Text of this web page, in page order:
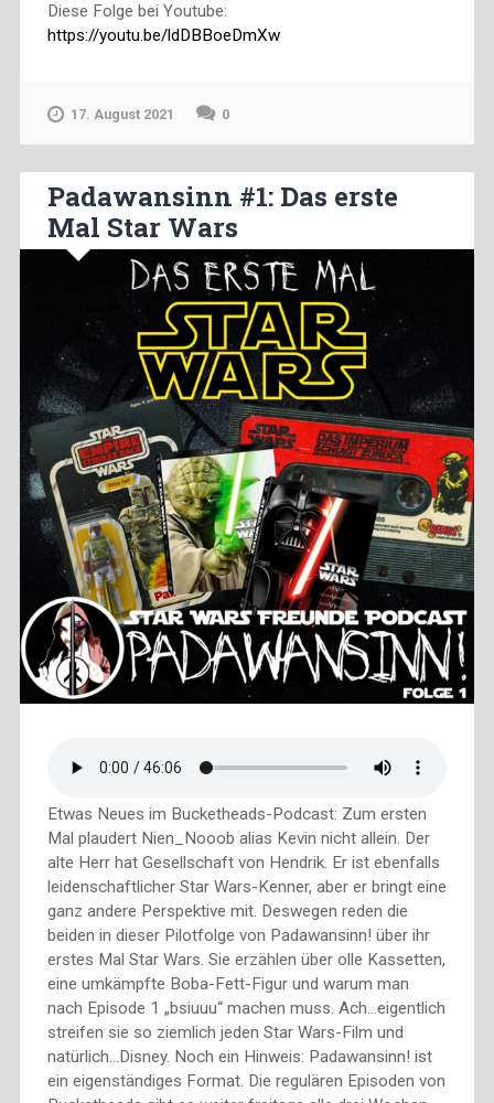
Diese Folge bei Youtube:
https://youtu.be/ldDBBoeDmXw
17. August 2021 0
Padawansinn #1: Das erste
Mal Star Wars
Etwas Neues im Bucketheads-Podcast: Zum ersten
Mal plaudert Nien_Nooob alias Kevin nicht allein. Der
alte Herr hat Gesellschaft von Hendrik. Er ist ebenfalls
leidenschaftlicher Star Wars-Kenner, aber er bringt eine
ganz andere Perspektive mit. Deswegen reden die
beiden in dieser Pilotfolge von Padawansinn! über ihr
erstes Mal Star Wars. Sie erzählen über olle Kassetten,
eine umkämpfte Boba-Fett-Figur und warum man
nach Episode 1 „bsiuuu“ machen muss. Ach…eigentlich
streifen sie so ziemlich jeden Star Wars-Film und
natürlich…Disney. Noch ein Hinweis: Padawansinn! ist
ein eigenständiges Format. Die regulären Episoden von